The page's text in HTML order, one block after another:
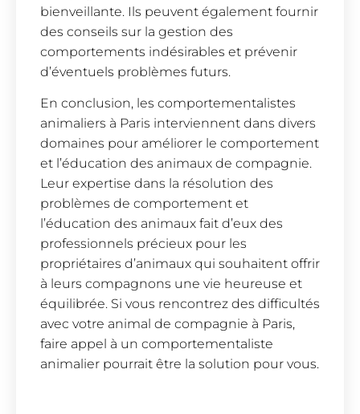
bienveillante. Ils peuvent également fournir
des conseils sur la gestion des
comportements indésirables et prévenir
d’éventuels problèmes futurs.
En conclusion, les comportementalistes
animaliers à Paris interviennent dans divers
domaines pour améliorer le comportement
et l’éducation des animaux de compagnie.
Leur expertise dans la résolution des
problèmes de comportement et
l’éducation des animaux fait d’eux des
professionnels précieux pour les
propriétaires d’animaux qui souhaitent offrir
à leurs compagnons une vie heureuse et
équilibrée. Si vous rencontrez des difficultés
avec votre animal de compagnie à Paris,
faire appel à un comportementaliste
animalier pourrait être la solution pour vous.